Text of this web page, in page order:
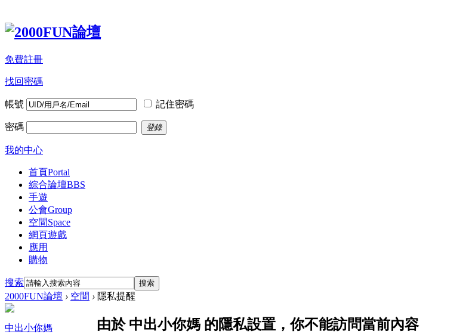
免費註冊
找回密碼
帳號 記住密碼
密碼 登錄
我的中心
首頁Portal
綜合論壇BBS
手遊
公會Group
空間Space
網頁遊戲
應用
購物
搜索 搜索
2000FUN論壇 › 空間 › 隱私提醒
中出小你媽 由於 中出小你媽 的隱私設置，你不能訪問當前內容